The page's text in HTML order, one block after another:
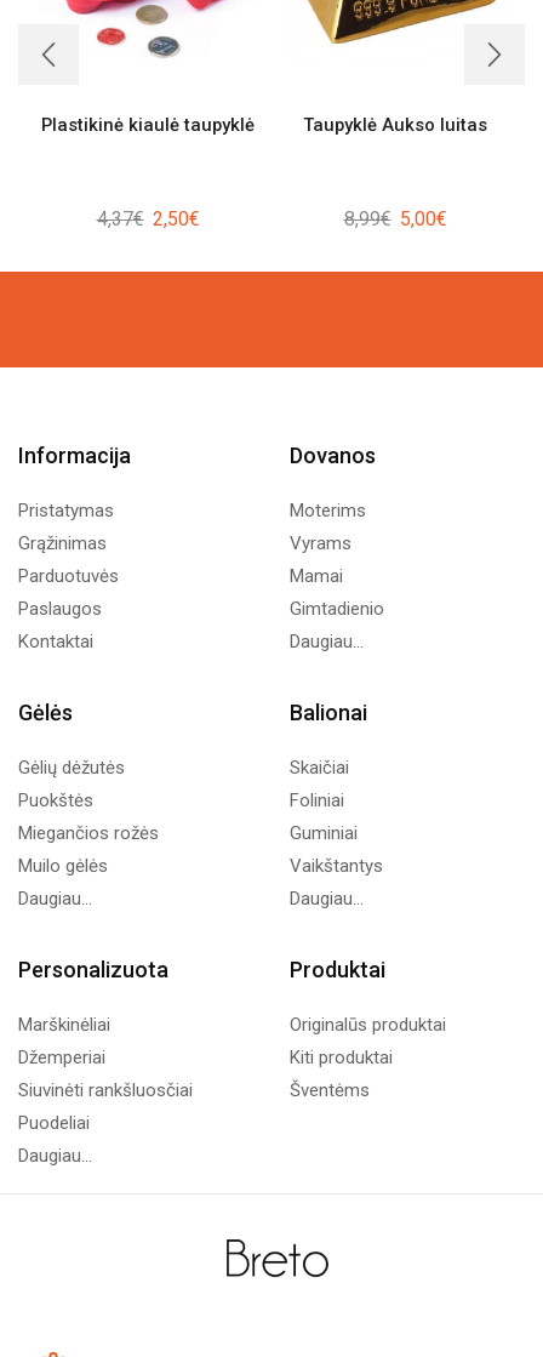
Plastikinė kiaulė taupyklė
4,37€ Original
was:
2,50€Current
is:
Taupyklė Aukso luitas
8,99€ Original
was:
5,00€Current
is:
Informacija
Pristatymas
Grąžinimas
Parduotuvės
Paslaugos
Kontaktai
Dovanos
Moterims
Vyrams
Mamai
Gimtadienio
Daugiau...
Gėlės
Gėlių dėžutės
Puokštės
Miegančios rožės
Muilo gėlės
Daugiau...
Balionai
Skaičiai
Foliniai
Guminiai
Vaikštantys
Daugiau...
Personalizuota
Marškinėliai
Džemperiai
Siuvinėti rankšluosčiai
Puodeliai
Daugiau...
Produktai
Originalūs produktai
Kiti produktai
Šventėms